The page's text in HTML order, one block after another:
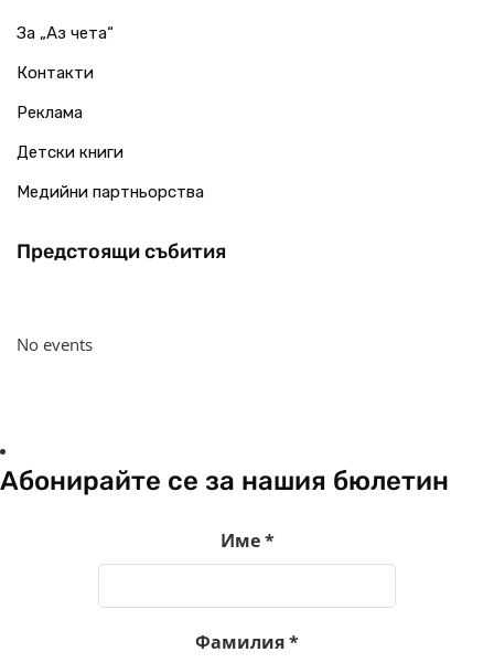
За „Аз чета“
Контакти
Реклама
Детски книги
Медийни партньорства
Предстоящи събития
No events
Абонирайте се за нашия бюлетин
Име*
Фамилия*